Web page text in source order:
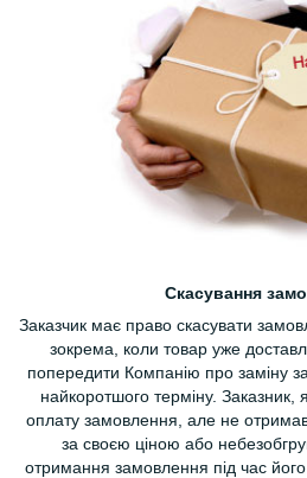
Скасування
Заказчик має право скасувати
зокрема, коли товар уже
попередити Компанію про заміну
найкоротшого терміну. Заказник,
оплату замовлення, але не
за своєю ціною або
отримання замовлення під час